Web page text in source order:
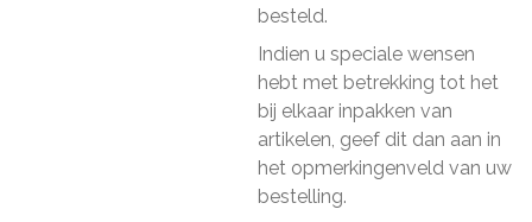
besteld.
Indien u speciale wensen
hebt met betrekking tot het
bij elkaar inpakken van
artikelen, geef dit dan aan in
het opmerkingenveld van uw
bestelling.